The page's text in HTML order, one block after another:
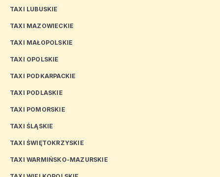
TAXI LUBUSKIE
TAXI MAZOWIECKIE
TAXI MAŁOPOLSKIE
TAXI OPOLSKIE
TAXI PODKARPACKIE
TAXI PODLASKIE
TAXI POMORSKIE
TAXI ŚLĄSKIE
TAXI ŚWIĘTOKRZYSKIE
TAXI WARMIŃSKO-MAZURSKIE